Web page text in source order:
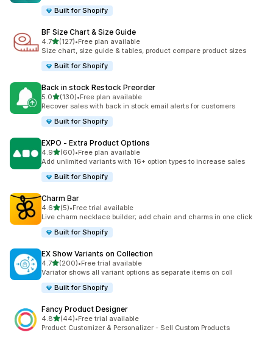
Built for Shopify
BF Size Chart & Size Guide
4.75つ星中
(127)
合計レビュー数：127件
•Free plan available
Size chart, size guide & tables, product compare product sizes
Built for Shopify
Back in stock Restock Preorder
5.05つ星中
(130)
合計レビュー数：130件
•Free plan available
Recover sales with back in stock email alerts for customers
Built for Shopify
EXPO ‑ Extra Product Options
4.95つ星中
(60)
合計レビュー数：60件
•Free plan available
Add unlimited variants with 16+ option types to increase sales
Built for Shopify
Charm Bar
4.65つ星中
(5)
合計レビュー数：5件
•Free trial available
Live charm necklace builder; add chain and charms in one click
Built for Shopify
EX Show Variants on Collection
4.75つ星中
(200)
合計レビュー数：200件
•Free trial available
Variator shows all variant options as separate items on coll
Built for Shopify
Fancy Product Designer
4.85つ星中
(44)
合計レビュー数：44件
•Free trial available
Product Customizer & Personalizer - Sell Custom Products